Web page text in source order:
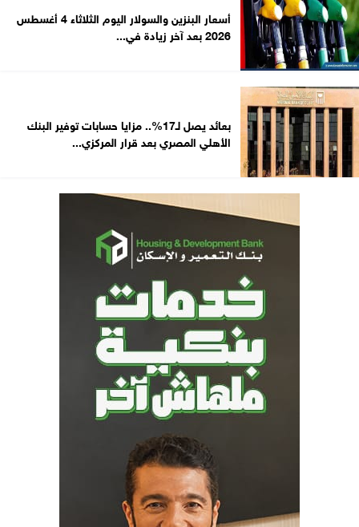
أسعار البنزين والسولار اليوم الثلاثاء 4 أغسطس
2026 بعد آخر زيادة في...
بعائد يصل لـ17%.. مزايا حسابات توفير البنك
الأهلي المصري بعد قرار المركزي...